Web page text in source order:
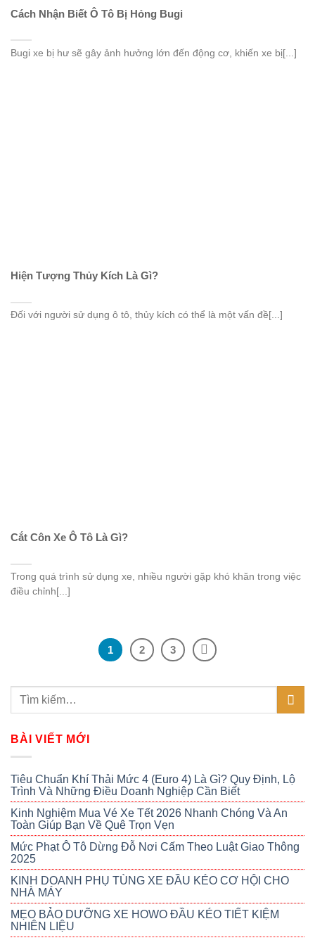
Cách Nhận Biết Ô Tô Bị Hỏng Bugi
Bugi xe bị hư sẽ gây ảnh hưởng lớn đến động cơ, khiến xe bị[...]
Hiện Tượng Thủy Kích Là Gì?
Đối với người sử dụng ô tô, thủy kích có thể là một vấn đề[...]
Cắt Côn Xe Ô Tô Là Gì?
Trong quá trình sử dụng xe, nhiều người gặp khó khăn trong việc
điều chỉnh[...]
1 2 3
BÀI VIẾT MỚI
Tiêu Chuẩn Khí Thải Mức 4 (Euro 4) Là Gì? Quy Định, Lộ
Trình Và Những Điều Doanh Nghiệp Cần Biết
Kinh Nghiệm Mua Vé Xe Tết 2026 Nhanh Chóng Và An
Toàn Giúp Bạn Về Quê Trọn Vẹn
Mức Phạt Ô Tô Dừng Đỗ Nơi Cấm Theo Luật Giao Thông
2025
KINH DOANH PHỤ TÙNG XE ĐẦU KÉO CƠ HỘI CHO
NHÀ MÁY
MẸO BẢO DƯỠNG XE HOWO ĐẦU KÉO TIẾT KIỆM
NHIÊN LIỆU